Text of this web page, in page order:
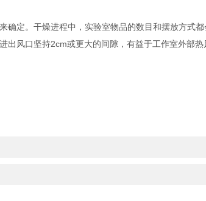
定。干燥进程中，实验室物品的数目和摆放方式
风口坚持2cm或更大的间隙，有益于工作室外部热